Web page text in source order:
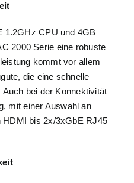
1.2GHz CPU und 4GB
2000 Serie eine robuste
kommt vor allem
die eine schnelle
bei der Konnektivität
mit einer Auswahl an
bis 2x/3xGbE RJ45